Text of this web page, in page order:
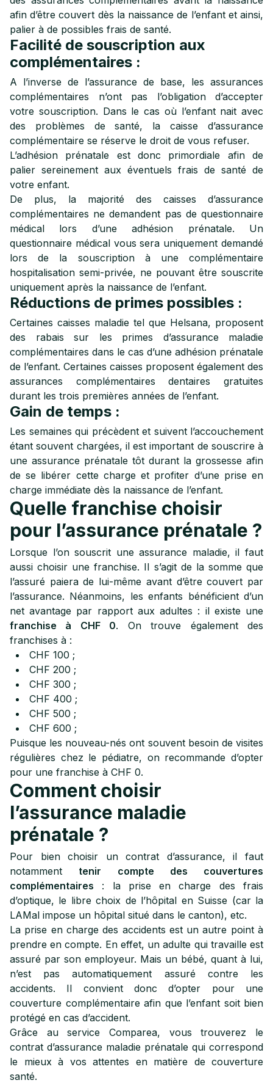
afin d’être couvert dès la naissance de l’enfant et ainsi,
palier à de possibles frais de santé.
Facilité de souscription aux
complémentaires :
A l’inverse de l’assurance de base, les assurances
complémentaires n’ont pas l’obligation d’accepter
votre souscription. Dans le cas où l’enfant nait avec
des problèmes de santé, la caisse d’assurance
complémentaire se réserve le droit de vous refuser.
L’adhésion prénatale est donc primordiale afin de
palier sereinement aux éventuels frais de santé de
votre enfant.
De plus, la majorité des caisses d’assurance
complémentaires ne demandent pas de questionnaire
médical lors d’une adhésion prénatale. Un
questionnaire médical vous sera uniquement demandé
lors de la souscription à une complémentaire
hospitalisation semi-privée, ne pouvant être souscrite
uniquement après la naissance de l’enfant.
Réductions de primes possibles :
Certaines caisses maladie tel que Helsana, proposent
des rabais sur les primes d’assurance maladie
complémentaires dans le cas d’une adhésion prénatale
de l’enfant. Certaines caisses proposent également des
assurances complémentaires dentaires gratuites
durant les trois premières années de l’enfant.
Gain de temps :
Les semaines qui précèdent et suivent l’accouchement
étant souvent chargées, il est important de souscrire à
une assurance prénatale tôt durant la grossesse afin
de se libérer cette charge et profiter d’une prise en
charge immédiate dès la naissance de l’enfant.
Quelle franchise choisir
pour l’assurance prénatale ?
Lorsque l’on souscrit une assurance maladie, il faut
aussi choisir une franchise. Il s’agit de la somme que
l’assuré paiera de lui-même avant d’être couvert par
l’assurance. Néanmoins, les enfants bénéficient d’un
net avantage par rapport aux adultes : il existe une
franchise à CHF 0. On trouve également des
franchises à :
CHF 100 ;
CHF 200 ;
CHF 300 ;
CHF 400 ;
CHF 500 ;
CHF 600 ;
Puisque les nouveau-nés ont souvent besoin de visites
régulières chez le pédiatre, on recommande d’opter
pour une franchise à CHF 0.
Comment choisir
l’assurance maladie
prénatale ?
Pour bien choisir un contrat d’assurance, il faut
notamment tenir compte des couvertures
complémentaires : la prise en charge des frais
d’optique, le libre choix de l’hôpital en Suisse (car la
LAMal impose un hôpital situé dans le canton), etc.
La prise en charge des accidents est un autre point à
prendre en compte. En effet, un adulte qui travaille est
assuré par son employeur. Mais un bébé, quant à lui,
n’est pas automatiquement assuré contre les
accidents. Il convient donc d’opter pour une
couverture complémentaire afin que l’enfant soit bien
protégé en cas d’accident.
Grâce au service Comparea, vous trouverez le
contrat d’assurance maladie prénatale qui correspond
le mieux à vos attentes en matière de couverture
santé.